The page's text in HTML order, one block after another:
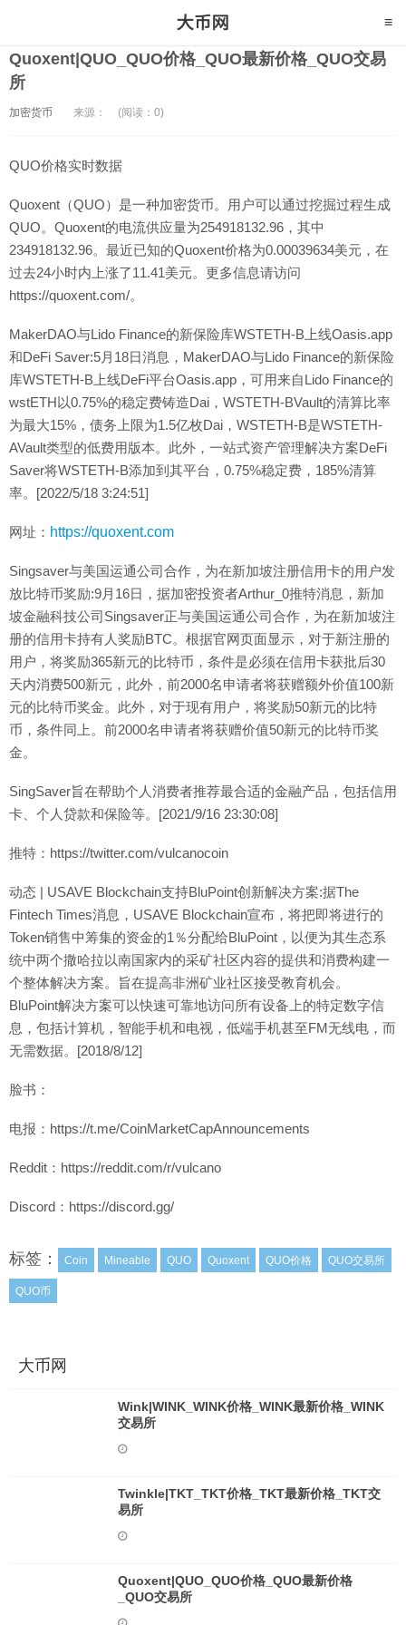
Quoxent|QUO_QUO价格_QUO最新价格_QUO交易
所
加密货币 来源： (阅读：0)
QUO价格实时数据
Quoxent（QUO）是一种加密货币。用户可以通过挖掘过程生成
QUO。Quoxent的电流供应量为254918132.96，其中
234918132.96。最近已知的Quoxent价格为0.00039634美元，在
过去24小时内上涨了11.41美元。更多信息请访问
https://quoxent.com/。
MakerDAO与Lido Finance的新保险库WSTETH-B上线Oasis.app
和DeFi Saver:5月18日消息，MakerDAO与Lido Finance的新保险
库WSTETH-B上线DeFi平台Oasis.app，可用来自Lido Finance的
wstETH以0.75%的稳定费铸造Dai，WSTETH-BVault的清算比率
为最大15%，债务上限为1.5亿枚Dai，WSTETH-B是WSTETH-
AVault类型的低费用版本。此外，一站式资产管理解决方案DeFi
Saver将WSTETH-B添加到其平台，0.75%稳定费，185%清算
率。[2022/5/18 3:24:51]
网址： https://quoxent.com
Singsaver与美国运通公司合作，为在新加坡注册信用卡的用户发
放比特币奖励:9月16日，据加密投资者Arthur_0推特消息，新加
坡金融科技公司Singsaver正与美国运通公司合作，为在新加坡注
册的信用卡持有人奖励BTC。根据官网页面显示，对于新注册的
用户，将奖励365新元的比特币，条件是必须在信用卡获批后30
天内消费500新元，此外，前2000名申请者将获赠额外价值100新
元的比特币奖金。此外，对于现有用户，将奖励50新元的比特
币，条件同上。前2000名申请者将获赠价值50新元的比特币奖
金。
SingSaver旨在帮助个人消费者推荐最合适的金融产品，包括信用
卡、个人贷款和保险等。[2021/9/16 23:30:08]
推特：https://twitter.com/vulcanocoin
动态 | USAVE Blockchain支持BluPoint创新解决方案:据The
Fintech Times消息，USAVE Blockchain宣布，将把即将进行的
Token销售中筹集的资金的1％分配给BluPoint，以便为其生态系
统中两个撒哈拉以南国家内的采矿社区内容的提供和消费构建一
个整体解决方案。旨在提高非洲矿业社区接受教育机会。
BluPoint解决方案可以快速可靠地访问所有设备上的特定数字信
息，包括计算机，智能手机和电视，低端手机甚至FM无线电，而
无需数据。[2018/8/12]
脸书：
电报：https://t.me/CoinMarketCapAnnouncements
Reddit：https://reddit.com/r/vulcano
Discord：https://discord.gg/
标签： Coin Mineable QUO Quoxent QUO价格 QUO交易所
QUO币
大币网
Wink|WINK_WINK价格_WINK最新价格_WINK
交易所
Twinkle|TKT_TKT价格_TKT最新价格_TKT交
易所
Quoxent|QUO_QUO价格_QUO最新价格
_QUO交易所